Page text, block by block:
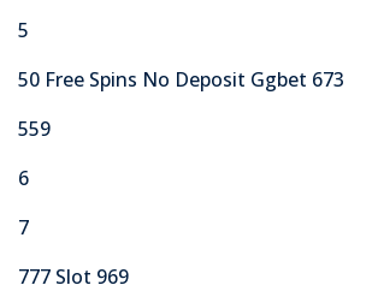
5
50 Free Spins No Deposit Ggbet 673
559
6
7
777 Slot 969